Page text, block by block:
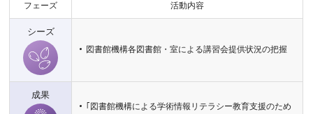
フェーズ 活動内容
シーズ
図書館機構各図書館・室による講習会提供状況の把握
成果
｢図書館機構による学術情報リテラシー教育支援のため